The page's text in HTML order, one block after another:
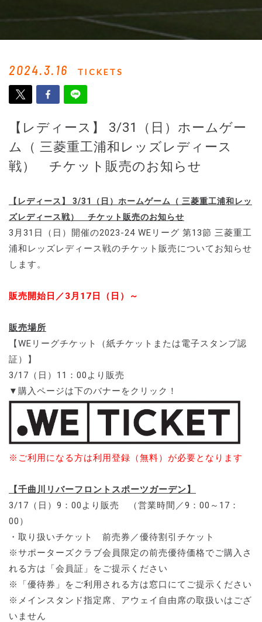
2024.3.16 TICKETS
【レディース】 3/31（日）ホームゲー
ム（ 三菱重工浦和レッズレディース
戦） チケット販売のお知らせ
【レディース】 3/31（日）ホームゲーム（ 三菱重工浦和レッ
ズレディース戦） チケット販売のお知らせ
3月31日（日）開催の2023-24 WEリーグ 第13節 三菱重工
浦和レッズレディース戦のチケット販売についてお知らせ
します。
販売開始日／3月17日（日）～
販売場所
【WEリーグチケット（紙チケットまたは電子スタンプ認
証）】
3/17（日）11：00より販売
▼購入ページは下のバナーをクリック！
※ご利用になる方は利用登録（無料）が必要となります
【千曲川リバーフロントスポーツガーデン】
3/17（日）9：00より販売 （営業時間／9：00～17：
00）
・取り扱いチケット 前売券／優待割引チケット
※サポーターズクラブ会員限定の前売優待価格でご購入さ
れる方は「会員証」をご提示ください
※「優待券」をご利用される方は窓口にてご提示ください
※メインスタンド指定席、アウェイ自由席の取扱いはござ
いません